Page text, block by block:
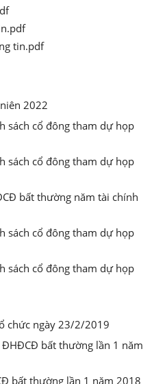
tin.pdf
2022
sách cổ đông tham dự họp
sách cổ đông tham dự họp
bất thường năm tài chính
sách cổ đông tham dự họp
sách cổ đông tham dự họp
chức ngày 23/2/2019
ĐHĐCĐ bất thường lần 1 năm
bất thường lần 1 năm 2018